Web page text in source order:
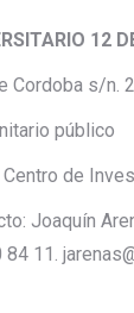
12
Cordoba s/n.
público
de
Joaquín
11.